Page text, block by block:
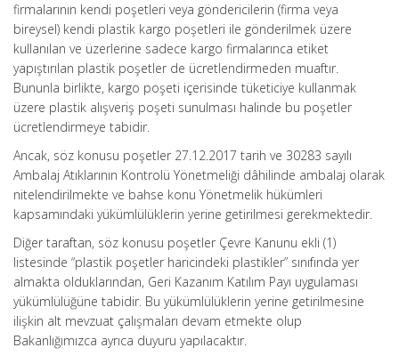
firmalarının kendi poşetleri veya göndericilerin (firma veya
bireysel) kendi plastik kargo poşetleri ile gönderilmek üzere
kullanılan ve üzerlerine sadece kargo firmalarınca etiket
yapıştırılan plastik poşetler de ücretlendirmeden muaftır.
Bununla birlikte, kargo poşeti içerisinde tüketiciye kullanmak
üzere plastik alışveriş poşeti sunulması halinde bu poşetler
ücretlendirmeye tabidir.
Ancak, söz konusu poşetler 27.12.2017 tarih ve 30283 sayılı
Ambalaj Atıklarının Kontrolü Yönetmeliği dâhilinde ambalaj olarak
nitelendirilmekte ve bahse konu Yönetmelik hükümleri
kapsamındaki yükümlülüklerin yerine getirilmesi gerekmektedir.
Diğer taraftan, söz konusu poşetler Çevre Kanunu ekli (1)
listesinde “plastik poşetler haricindeki plastikler” sınıfında yer
almakta olduklarından, Geri Kazanım Katılım Payı uygulaması
yükümlülüğüne tabidir. Bu yükümlülüklerin yerine getirilmesine
ilişkin alt mevzuat çalışmaları devam etmekte olup
Bakanlığımızca ayrıca duyuru yapılacaktır.